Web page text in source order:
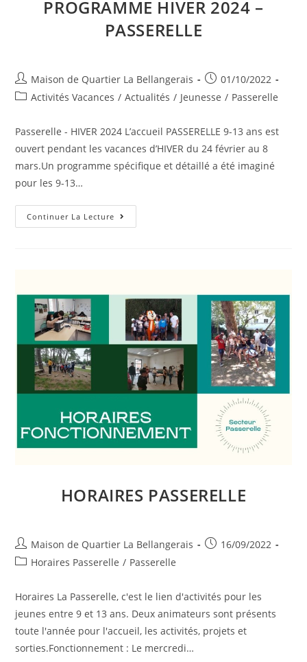
PROGRAMME HIVER 2024 –
PASSERELLE
Auteur/autrice
de
Maison de Quartier La Bellangerais
Publication
publiée :
01/10/2022
PostActivités Vacances / Actualités / Jeunesse / Passerelle
Passerelle - HIVER 2024 L’accueil PASSERELLE 9-13 ans est
ouvert pendant les vacances d’HIVER du 24 février au 8
mars.Un programme spécifique et détaillé a été imaginé
pour les 9-13…
Continuer La Lecture Programme
Hiver
HORAIRES PASSERELLE
Auteur/autrice
de
Maison de Quartier La Bellangerais
Publication
16/09/2022
PostHoraires Passerelle / Passerelle
Horaires La Passerelle, c'est le lien d'activités pour les
jeunes entre 9 et 13 ans. Deux animateurs sont présents
toute l'année pour l'accueil, les activités, projets et
sorties.Fonctionnement : Le mercredi…